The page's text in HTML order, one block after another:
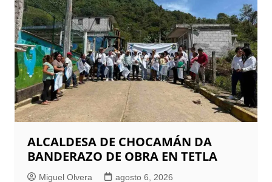
ALCALDESA DE CHOCAMÁN DA
BANDERAZO DE OBRA EN TETLA
Miguel Olvera agosto 6, 2026